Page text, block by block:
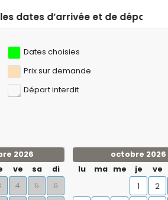
départ souhaitées !
Dates choisies
Prix ​​sur demande
Départ interdit
2026
ve sa
di
4 5
6
octobre 2026
lu
ma me je ve
1
2